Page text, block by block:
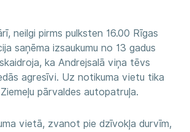
neilgi pirms pulksten 16.00 Rīgas
saņēma izsaukumu no 13 gadus
ka Andrejsalā viņa tēvs
agresīvi. Uz notikuma vietu tika
pārvaldes autopatruļa.
vietā, zvanot pie dzīvokļa durvīm,